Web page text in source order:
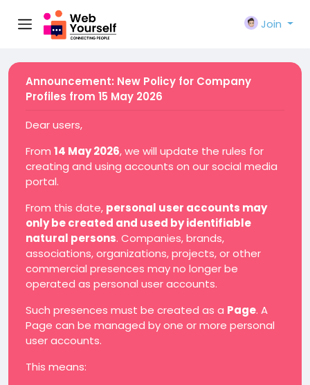
Join
Announcement: New Policy for Company
Profiles from 15 May 2026
Dear users,
From 14 May 2026, we will update the rules for
creating and using accounts on our social media
portal.
From this date, personal user accounts may
only be created and used by identifiable
natural persons. Companies, brands,
associations, organizations, projects, or other
commercial presences may no longer be
operated as personal user accounts.
Such presences must be created as a Page. A
Page can be managed by one or more personal
user accounts.
This means: